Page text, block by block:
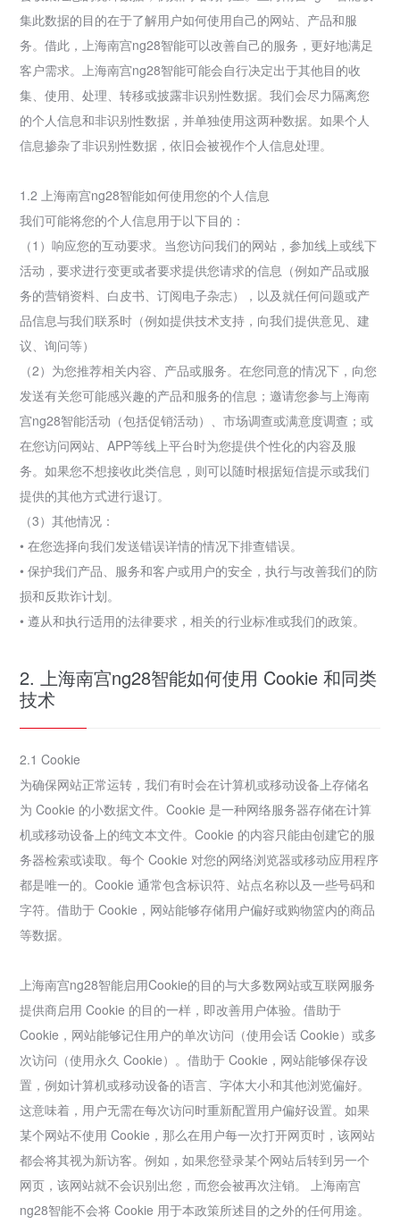
集此数据的目的在于了解用户如何使用自己的网站、产品和服
务。借此，上海南宫ng28智能可以改善自己的服务，更好地满足
客户需求。上海南宫ng28智能可能会自行决定出于其他目的收
集、使用、处理、转移或披露非识别性数据。我们会尽力隔离您
的个人信息和非识别性数据，并单独使用这两种数据。如果个人
信息掺杂了非识别性数据，依旧会被视作个人信息处理。
1.2 上海南宫ng28智能如何使用您的个人信息
我们可能将您的个人信息用于以下目的：
（1）响应您的互动要求。当您访问我们的网站，参加线上或线下
活动，要求进行变更或者要求提供您请求的信息（例如产品或服
务的营销资料、白皮书、订阅电子杂志），以及就任何问题或产
品信息与我们联系时（例如提供技术支持，向我们提供意见、建
议、询问等）
（2）为您推荐相关内容、产品或服务。在您同意的情况下，向您
发送有关您可能感兴趣的产品和服务的信息；邀请您参与上海南
宫ng28智能活动（包括促销活动）、市场调查或满意度调查；或
在您访问网站、APP等线上平台时为您提供个性化的内容及服
务。如果您不想接收此类信息，则可以随时根据短信提示或我们
提供的其他方式进行退订。
（3）其他情况：
• 在您选择向我们发送错误详情的情况下排查错误。
• 保护我们产品、服务和客户或用户的安全，执行与改善我们的防
损和反欺诈计划。
• 遵从和执行适用的法律要求，相关的行业标准或我们的政策。
2. 上海南宫ng28智能如何使用 Cookie 和同类
技术
2.1 Cookie
为确保网站正常运转，我们有时会在计算机或移动设备上存储名
为 Cookie 的小数据文件。Cookie 是一种网络服务器存储在计算
机或移动设备上的纯文本文件。Cookie 的内容只能由创建它的服
务器检索或读取。每个 Cookie 对您的网络浏览器或移动应用程序
都是唯一的。Cookie 通常包含标识符、站点名称以及一些号码和
字符。借助于 Cookie，网站能够存储用户偏好或购物篮内的商品
等数据。
上海南宫ng28智能启用Cookie的目的与大多数网站或互联网服务
提供商启用 Cookie 的目的一样，即改善用户体验。借助于
Cookie，网站能够记住用户的单次访问（使用会话 Cookie）或多
次访问（使用永久 Cookie）。借助于 Cookie，网站能够保存设
置，例如计算机或移动设备的语言、字体大小和其他浏览偏好。
这意味着，用户无需在每次访问时重新配置用户偏好设置。如果
某个网站不使用 Cookie，那么在用户每一次打开网页时，该网站
都会将其视为新访客。例如，如果您登录某个网站后转到另一个
网页，该网站就不会识别出您，而您会被再次注销。 上海南宫
ng28智能不会将 Cookie 用于本政策所述目的之外的任何用途。